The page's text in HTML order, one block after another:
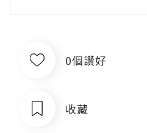
0個讚好
收藏